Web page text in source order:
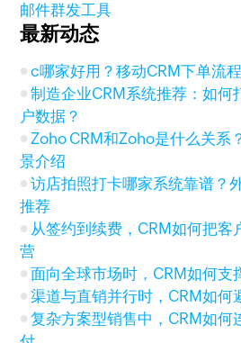
邮件群发工具
最新动态
c哪家好用？移动CRM下单流
制造企业CRM系统推荐：如何
户数据？
Zoho CRM和Zoho是什么关系
景介绍
访店拍照打卡哪家系统靠谱？
推荐
从签约到续费，CRM如何把客
营
面向全球市场时，CRM如何支
渠道与直销并行时，CRM如何
复杂方案型销售中，CRM如何